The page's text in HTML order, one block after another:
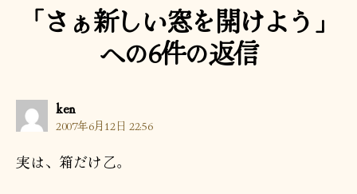
「さぁ新しい窓を開けよう」
への6件の返信
kenの
発
言:
2007年6月12日 22:56
実は、箱だけ乙。